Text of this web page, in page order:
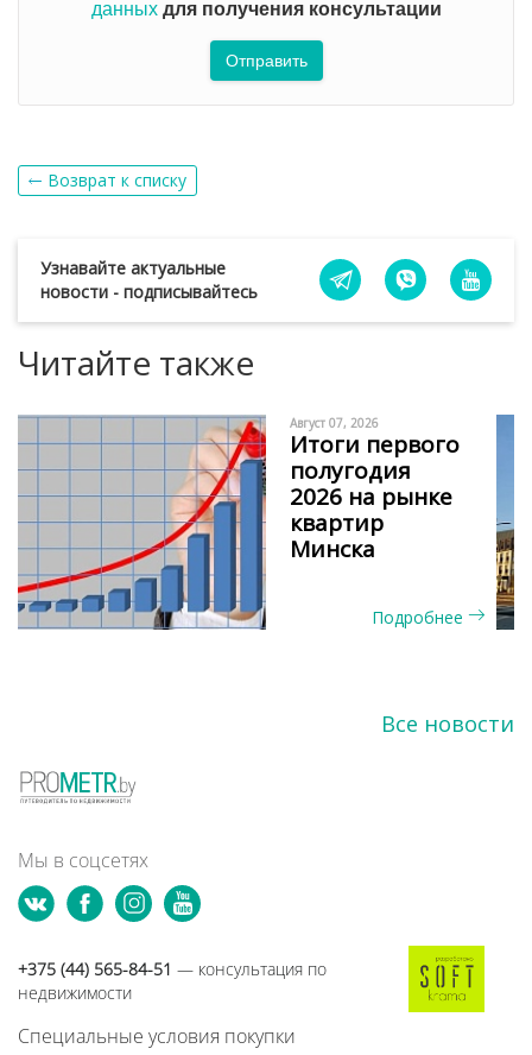
данных для получения консультации
Отправить
Возврат к списку
Узнавайте актуальные
новости - подписывайтесь
Читайте также
Август 07, 2026
Итоги первого
полугодия
2026 на рынке
квартир
Минска
Подробнее
Все новости
Мы в соцсетях
+375 (44) 565-84-51 — консультация по
недвижимости
Специальные условия покупки